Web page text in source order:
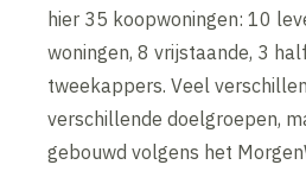
hier 35 koopwoningen: 10
woningen, 8 vrijstaande, 3
tweekappers. Veel
verschillende doelgroepen,
gebouwd volgens het